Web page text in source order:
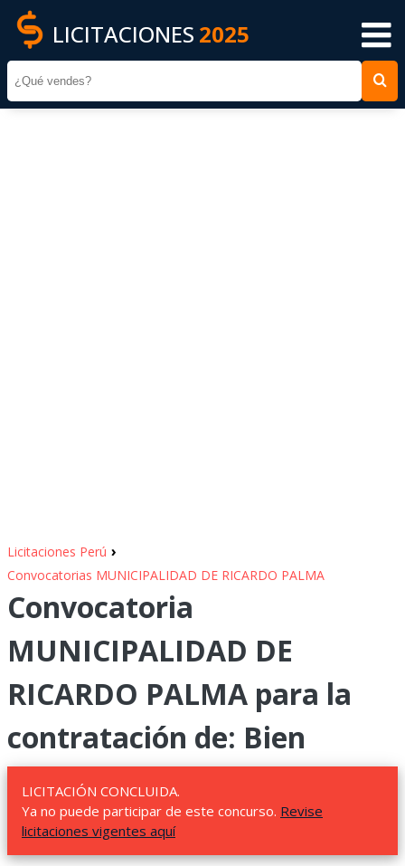
LICITACIONES 2025
Licitaciones Perú ›
Convocatorias MUNICIPALIDAD DE RICARDO PALMA
Convocatoria
MUNICIPALIDAD DE
RICARDO PALMA para la
contratación de: Bien
LICITACIÓN CONCLUIDA.
Ya no puede participar de este concurso. Revise
licitaciones vigentes aquí